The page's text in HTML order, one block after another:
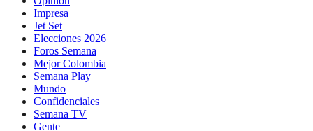
Impresa
Jet Set
Elecciones 2026
Foros Semana
Mejor Colombia
Semana Play
Mundo
Confidenciales
Semana TV
Gente